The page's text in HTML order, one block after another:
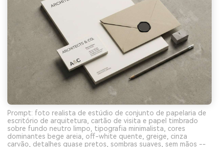
Prompt: foto realista de estúdio de conjunto de papelaria de
escritório de arquitetura, cartão de visita e papel timbrado
sobre fundo neutro limpo, tipografia minimalista, cores
dominantes bege areia, off-white quente, greige, cinza
carvão, detalhes quase pretos, sombras suaves, sem mãos --